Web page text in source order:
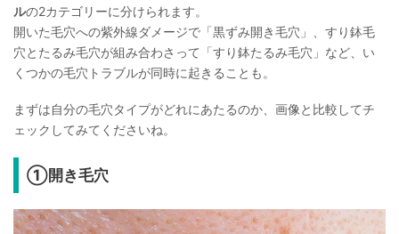
ルの2カテゴリーに分けられます。
開いた毛穴への紫外線ダメージで「黒ずみ開き毛穴」、すり鉢毛
穴とたるみ毛穴が組み合わさって「すり鉢たるみ毛穴」など、い
くつかの毛穴トラブルが同時に起きることも。
まずは自分の毛穴タイプがどれにあたるのか、画像と比較してチ
ェックしてみてくださいね。
①開き毛穴